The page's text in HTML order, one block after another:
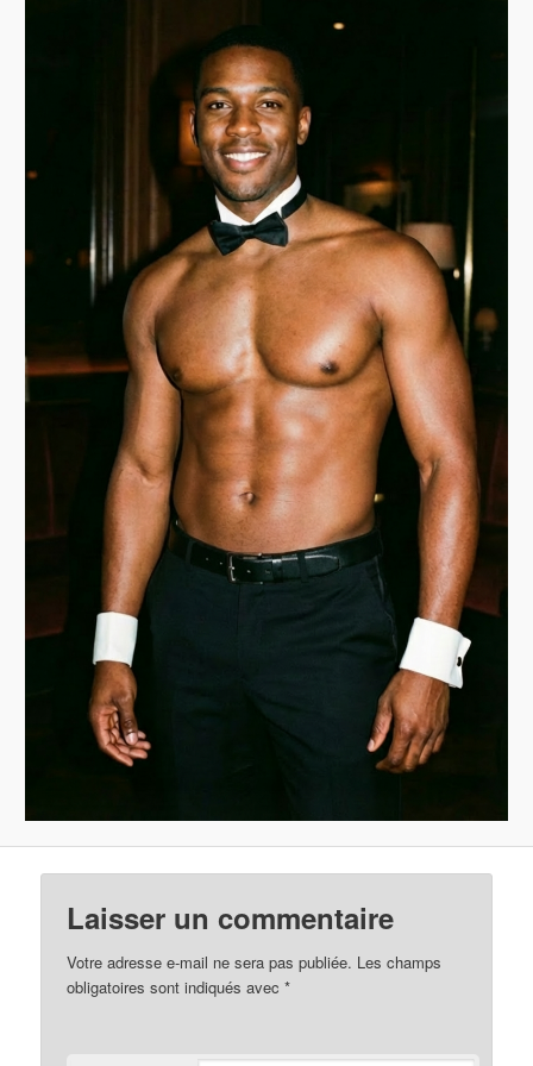
Laisser un commentaire
Votre adresse e-mail ne sera pas publiée. Les champs
obligatoires sont indiqués avec*